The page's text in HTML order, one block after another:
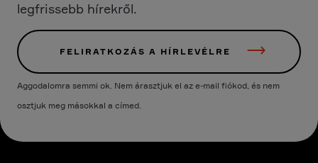
legfrissebb hírekről.
FELIRATKOZÁS A HÍRLEVÉLRE
Aggodalomra semmi ok. Nem árasztjuk el az e-mail fiókod, és nem
osztjuk meg másokkal a címed.